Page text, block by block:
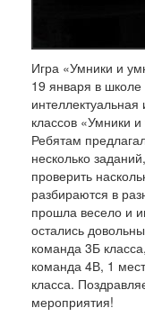
Игра «Умники и
19 января в
классов «Умники
Ребятам
несколько
проверить
разбираются в
прошла весело и
остались
команда 3Б
команда 4В, 1
класса.
мероприятия!